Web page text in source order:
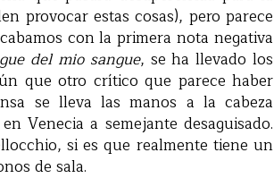
provocar estas cosas), pero parece
con la primera nota negativa
del mio sangue, se ha llevado los
que otro crítico que parece haber
se lleva las manos a la cabeza
Venecia a semejante desaguisado.
si es que realmente tiene un
de sala.